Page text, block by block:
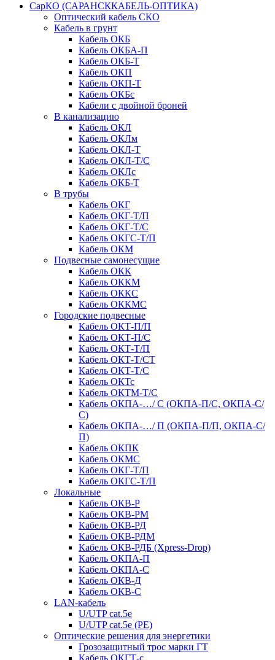
СарКО (САРАНСККАБЕЛЬ-ОПТИКА)
Оптический кабель СКО
Кабель в грунт
Кабель ОКБ
Кабель ОКБА-П
Кабель ОКБ-Т
Кабель ОКП
Кабель ОКП-Т
Кабель ОКБc
Кабели с двойной броней
В канализацию
Кабель ОКЛ
Кабель ОКЛм
Кабель ОКЛ-Т
Кабель ОКЛ-Т/С
Кабель ОКЛc
Кабель ОКБ-Т
В трубы
Кабель ОКГ
Кабель ОКГ-Т/П
Кабель ОКГ-Т/С
Кабель ОКГС-Т/П
Кабель ОКМ
Подвесные самонесущие
Кабель ОКК
Кабель ОККМ
Кабель ОККС
Кабель ОККМС
Городские подвесные
Кабель ОКТ-П/П
Кабель ОКТ-П/С
Кабель ОКТ-Т/П
Кабель ОКТ-Т/СТ
Кабель ОКТ-Т/С
Кабель ОКТс
Кабель ОКТМ-Т/С
Кабель ОКПА-…/ С (ОКПА-П/С, ОКПА-С/
С)
Кабель ОКПА-…/ П (ОКПА-П/П, ОКПА-С/
П)
Кабель ОКПК
Кабель ОКМС
Кабель ОКГ-Т/П
Кабель ОКГС-Т/П
Локальные
Кабель ОКВ-Р
Кабель ОКВ-РМ
Кабель ОКВ-РД
Кабель ОКВ-РДМ
Кабель ОКВ-РДБ (Xpress-Drop)
Кабель ОКПА-П
Кабель ОКПА-С
Кабель ОКВ-Д
Кабель ОКВ-С
LAN-кабель
U/UTP cat.5e
U/UTP cat.5e (PE)
Оптические решения для энергетики
Грозозащитный трос марки ГТ
Кабель ОКГТ-с